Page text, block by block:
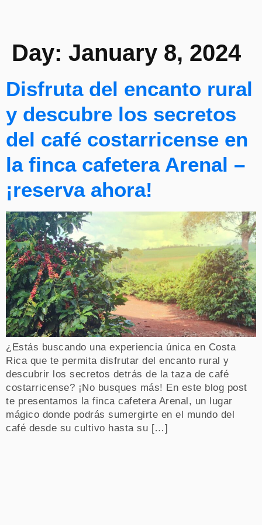
Day: January 8, 2024
Disfruta del encanto rural
y descubre los secretos
del café costarricense en
la finca cafetera Arenal –
¡reserva ahora!
¿Estás buscando una experiencia única en Costa
Rica que te permita disfrutar del encanto rural y
descubrir los secretos detrás de la taza de café
costarricense? ¡No busques más! En este blog post
te presentamos la finca cafetera Arenal, un lugar
mágico donde podrás sumergirte en el mundo del
café desde su cultivo hasta su […]